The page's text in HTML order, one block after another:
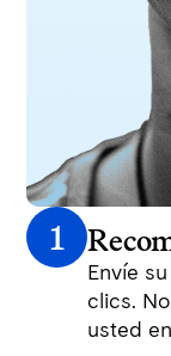
1
Envíe
clics.
usted